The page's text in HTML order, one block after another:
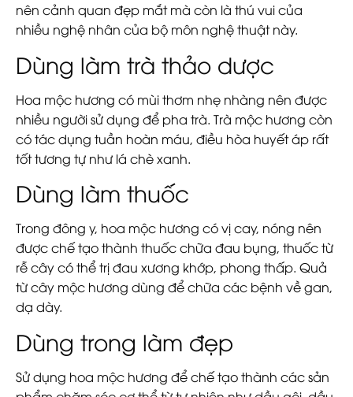
nên cảnh quan đẹp mắt mà còn là thú vui của
nhiều nghệ nhân của bộ môn nghệ thuật này.
Dùng làm trà thảo dược
Hoa mộc hương có mùi thơm nhẹ nhàng nên được
nhiều người sử dụng để pha trà. Trà mộc hương còn
có tác dụng tuần hoàn máu, điều hòa huyết áp rất
tốt tương tự như lá chè xanh.
Dùng làm thuốc
Trong đông y, hoa mộc hương có vị cay, nóng nên
được chế tạo thành thuốc chữa đau bụng, thuốc từ
rễ cây có thể trị đau xương khớp, phong thấp. Quả
từ cây mộc hương dùng để chữa các bệnh về gan,
dạ dày.
Dùng trong làm đẹp
Sử dụng hoa mộc hương để chế tạo thành các sản